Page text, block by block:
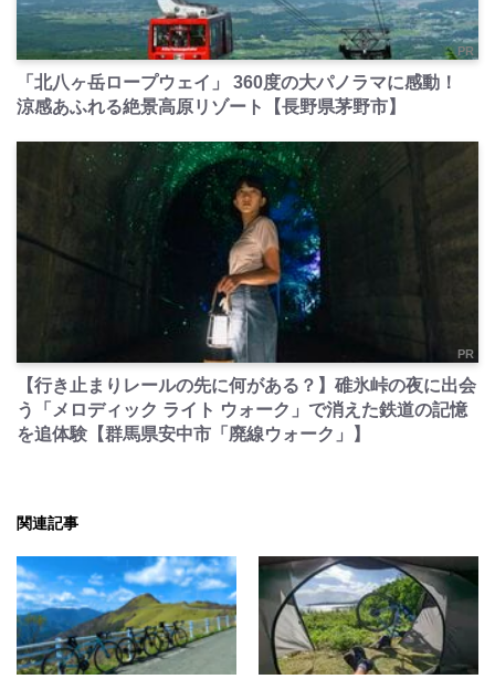
PR
「北八ヶ岳ロープウェイ」 360度の大パノラマに感動！
涼感あふれる絶景高原リゾート【長野県茅野市】
PR
【行き止まりレールの先に何がある？】碓氷峠の夜に出会
う「メロディック ライト ウォーク」で消えた鉄道の記憶
を追体験【群馬県安中市「廃線ウォーク」】
関連記事